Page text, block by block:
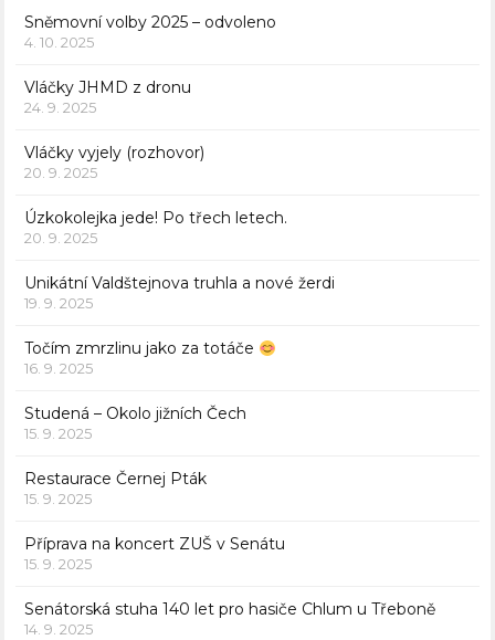
Sněmovní volby 2025 – odvoleno
4. 10. 2025
Vláčky JHMD z dronu
24. 9. 2025
Vláčky vyjely (rozhovor)
20. 9. 2025
Úzkokolejka jede! Po třech letech.
20. 9. 2025
Unikátní Valdštejnova truhla a nové žerdi
19. 9. 2025
Točím zmrzlinu jako za totáče
16. 9. 2025
Studená – Okolo jižních Čech
15. 9. 2025
Restaurace Černej Pták
15. 9. 2025
Příprava na koncert ZUŠ v Senátu
15. 9. 2025
Senátorská stuha 140 let pro hasiče Chlum u Třeboně
14. 9. 2025